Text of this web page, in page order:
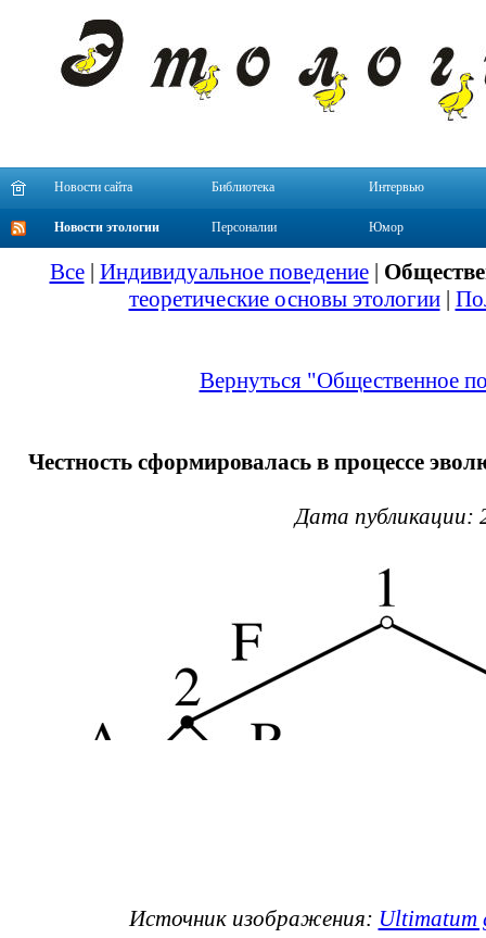
Новости сайта Библиотека Интервью
Новости этологии Персоналии Юмор
Все| Индивидуальное поведение|
теоретические основы этологии|
Вернуться "Общественное
Честность сформировалась в процессе
Дата публикации:
Источник изображения: Ultimatum